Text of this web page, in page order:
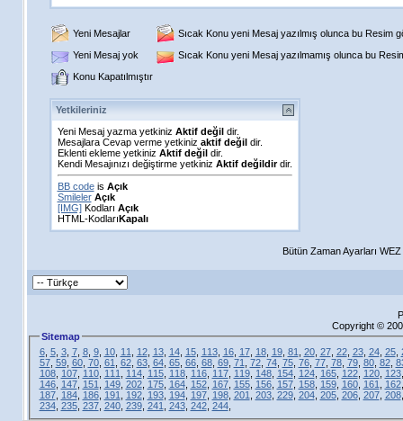
Yeni Mesajlar
Sıcak Konu yeni Mesaj yazılmış olunca bu Resim
Yeni Mesaj yok
Sıcak Konu yeni Mesaj yazılmamış olunca bu
Konu Kapatılmıştır
Yetkileriniz
Yeni Mesaj yazma yetkiniz Aktif değildir.
Mesajlara Cevap verme yetkiniz aktif değildir.
Eklenti ekleme yetkiniz Aktif değildir.
Kendi Mesajınızı değiştirme yetkiniz Aktif değildirdir.
BB codeis Açık
Smileler Açık
[IMG]Kodları Açık
HTML-KodlarıKapalı
Bütün Zaman Ayarları
Copyright ©
Sitemap
6, 5, 3, 7, 8, 9, 10, 11 12, 13, 14, 15, 113, 16, 17, 18, 19, 81 20, 27, 22, 23, 24, 25,
57, 59, 60, 70, 61 62, 63, 64, 65, 66, 68, 69, 71 72, 74, 75, 76, 77, 78, 79, 80, 82,
108, 107, 110, 111 114, 115, 118, 116, 117, 119, 148, 154, 124, 165, 122, 120, 123
146, 147, 151 149, 202, 175, 164, 152, 167, 155, 156, 157, 158, 159, 160, 161 162
187, 184, 186, 191 192, 193, 194, 197, 198, 201 203, 229, 204, 205, 206, 207, 208
234, 235, 237, 240, 239, 241 243, 242, 244,